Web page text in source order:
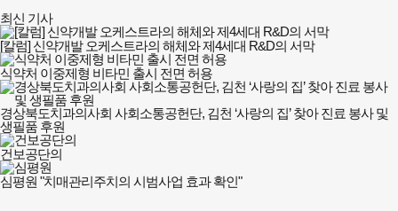
최신 기사
[칼럼] 신약개발 오케스트라의 해체와 제4세대 R&D의 서막
식약처 이중제형 비타민 출시 전면 허용
경상북도치과의사회 사회소통공헌단, 김천 ‘사랑의 집’ 찾아 진료 봉사 및
생필품 후원
건보공단의
심평원 "치매관리주치의 시범사업 효과 확인"